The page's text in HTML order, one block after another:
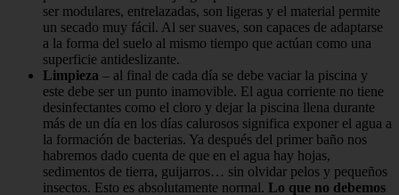
ser modulares, entrelazadas, son ligeras y el material permite
un secado muy fácil. Al ser suaves, son capaces de adaptarse
a la forma del suelo al mismo tiempo que actúan como una
superficie antideslizante.
Limpieza – al final de cada día se debe vaciar la piscina y
este debe ser un punto inamovible. El agua corriente no tiene
desinfectantes como el cloro y dejar la piscina llena durante
más de un día en los días calurosos significa exponer el agua a
la formación de bacterias. Ya después del primer baño nos
habremos dado cuenta de que en el agua hay hojas,
sedimentos de tierra, guijarros… sin olvidar pelos y pequeños
insectos. Esto es absolutamente normal. Lo que no debemos